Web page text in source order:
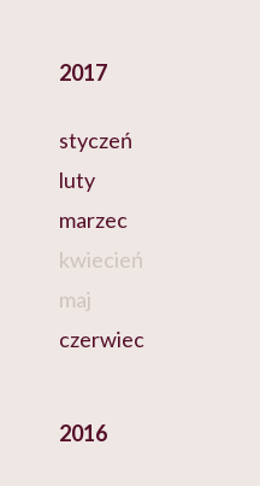
2017
styczeń
luty
marzec
kwiecień
maj
czerwiec
2016